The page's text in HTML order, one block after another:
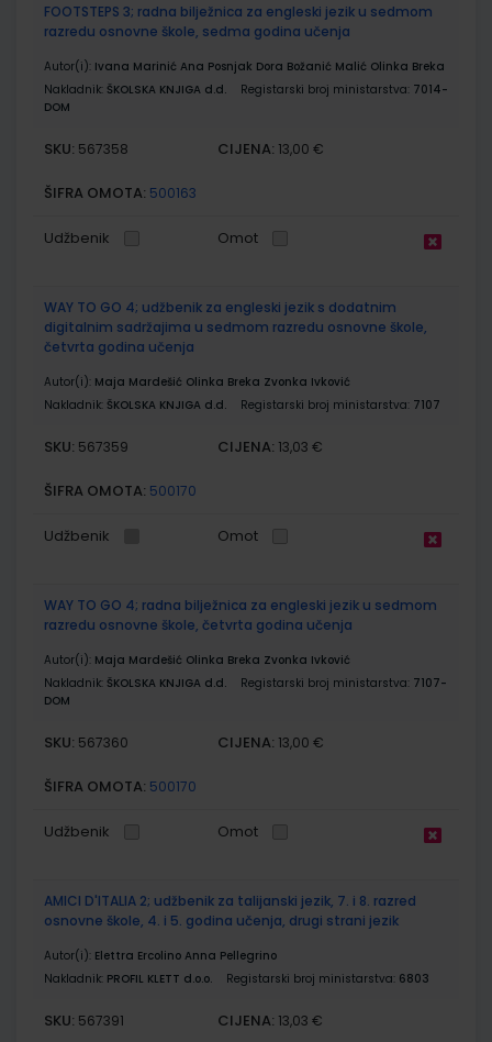
FOOTSTEPS 3; radna bilježnica za engleski jezik u sedmom
razredu osnovne škole, sedma godina učenja
Autor(i): Ivana Marinić Ana Posnjak Dora Božanić Malić Olinka Breka
Nakladnik: ŠKOLSKA KNJIGA d.d. Registarski broj ministarstva: 7014-
DOM
SKU: 567358 CIJENA: 13,00 €
ŠIFRA OMOTA: 500163
Udžbenik Omot
WAY TO GO 4; udžbenik za engleski jezik s dodatnim
digitalnim sadržajima u sedmom razredu osnovne škole,
četvrta godina učenja
Autor(i): Maja Mardešić Olinka Breka Zvonka Ivković
Nakladnik: ŠKOLSKA KNJIGA d.d. Registarski broj ministarstva: 7107
SKU: 567359 CIJENA: 13,03 €
ŠIFRA OMOTA: 500170
Udžbenik Omot
WAY TO GO 4; radna bilježnica za engleski jezik u sedmom
razredu osnovne škole, četvrta godina učenja
Autor(i): Maja Mardešić Olinka Breka Zvonka Ivković
Nakladnik: ŠKOLSKA KNJIGA d.d. Registarski broj ministarstva: 7107-
DOM
SKU: 567360 CIJENA: 13,00 €
ŠIFRA OMOTA: 500170
Udžbenik Omot
AMICI D'ITALIA 2; udžbenik za talijanski jezik, 7. i 8. razred
osnovne škole, 4. i 5. godina učenja, drugi strani jezik
Autor(i): Elettra Ercolino Anna Pellegrino
Nakladnik: PROFIL KLETT d.o.o. Registarski broj ministarstva: 6803
SKU: 567391 CIJENA: 13,03 €